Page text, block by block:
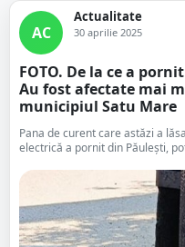
AC
Actualitate
30 aprilie 2025
FOTO. De la ce a
Au fost afectate mai
municipiul Satu Mare
Pana de curent care astăzi a
electrică a pornit din Păulești,